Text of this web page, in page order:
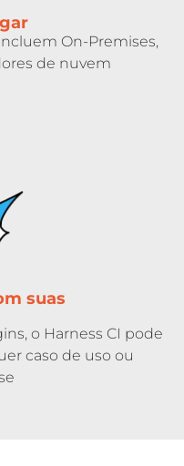
On-Premises,
de nuvem
suas
o Harness CI pode
caso de uso ou